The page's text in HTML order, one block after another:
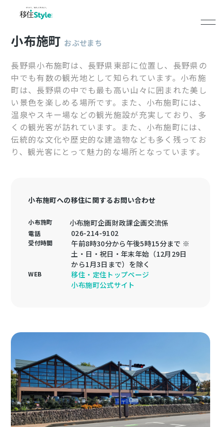
小布施町 おぶせまち
長野県小布施町は、長野県東部に位置し、長野県の
中でも有数の観光地として知られています。小布施
町は、長野県の中でも最も高い山々に囲まれた美し
い景色を楽しめる場所です。また、小布施町には、
温泉やスキー場などの観光施設が充実しており、多
くの観光客が訪れています。また、小布施町には、
伝統的な文化や歴史的な建造物なども多く残ってお
り、観光客にとって魅力的な場所となっています。
小布施町への移住に関するお問い合わせ
小布施町 小布施町企画財政課企画交流係
電話 026-214-9102
受付時間
午前8時30分から午後5時15分まで ※
土・日・祝日・年末年始（12月29日
から1月3日まで）を除く
WEB
移住・定住トップページ
小布施町公式サイト